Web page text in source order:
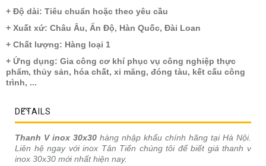
+ Độ dài: Tiêu chuẩn hoặc theo yêu cầu
+ Xuất xứ: Châu Âu, Ấn Độ, Hàn Quốc, Đài Loan
+ Chất lượng: Hàng loại 1
+ Ứng dụng: Gia công cơ khí phục vụ công nghiệp thực
phẩm, thủy sản, hóa chất, xi măng, đóng tàu, kết cấu công
trình, ...
DETAILS
Thanh V inox 30x30 hàng nhập khẩu chính hãng tại Hà Nội.
Liên hệ ngay với inox Tân Tiến chúng tôi để biết giá thanh v
inox 30x30 mới nhất hiện nay.